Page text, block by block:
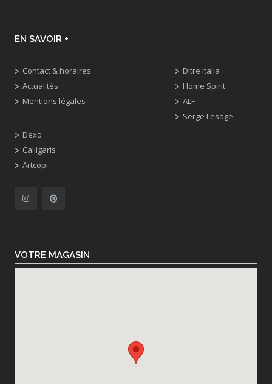
EN SAVOIR +
Contact & horaires
Actualités
Mentions légales
Dexo
Calligaris
Artcopi
Ditre Italia
Home Spirit
ALF
Serge Lesage
VOTRE MAGASIN